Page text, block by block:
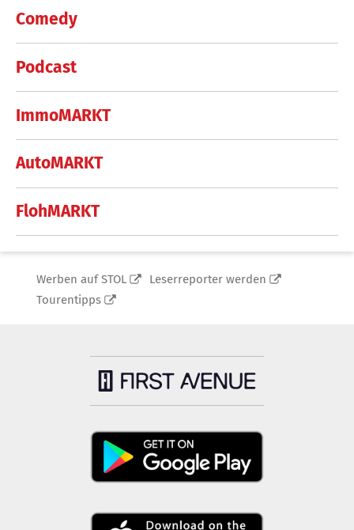
Comedy
Podcast
ImmoMARKT
AutoMARKT
FlohMARKT
Werben auf STOL
Leserreporter werden
Tourentipps